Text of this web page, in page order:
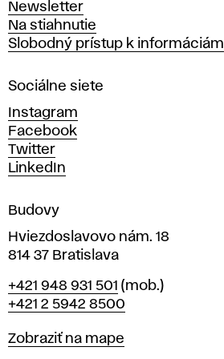
v
a
r
ý
c
h
u
m
e
í
v
r
a
i
Newsletter
Na stiahnutie
Slobodný prístup k informáciám
Sociálne siete
Instagram
Facebook
Twitter
LinkedIn
Budovy
Hviezdoslavovo nám. 18
814 37 Bratislava
Telefón
+421 948 931 501 (mob.)
+421 2 5942 8500
Mapa
Zobraziť na mape